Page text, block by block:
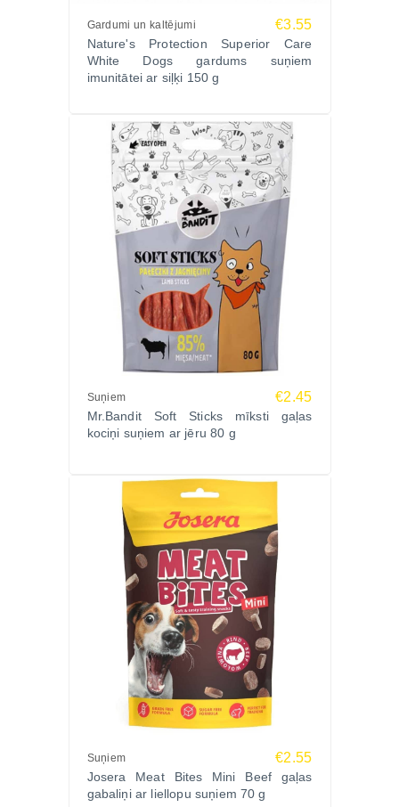
Gardumi un kaltējumi €3.55
Nature's Protection Superior Care
White Dogs gardums suņiem
imunitātei ar siļķi 150 g
Suņiem €2.45
Mr.Bandit Soft Sticks mīksti gaļas
kociņi suņiem ar jēru 80 g
Suņiem €2.55
Josera Meat Bites Mini Beef gaļas
gabaliņi ar liellopu suņiem 70 g